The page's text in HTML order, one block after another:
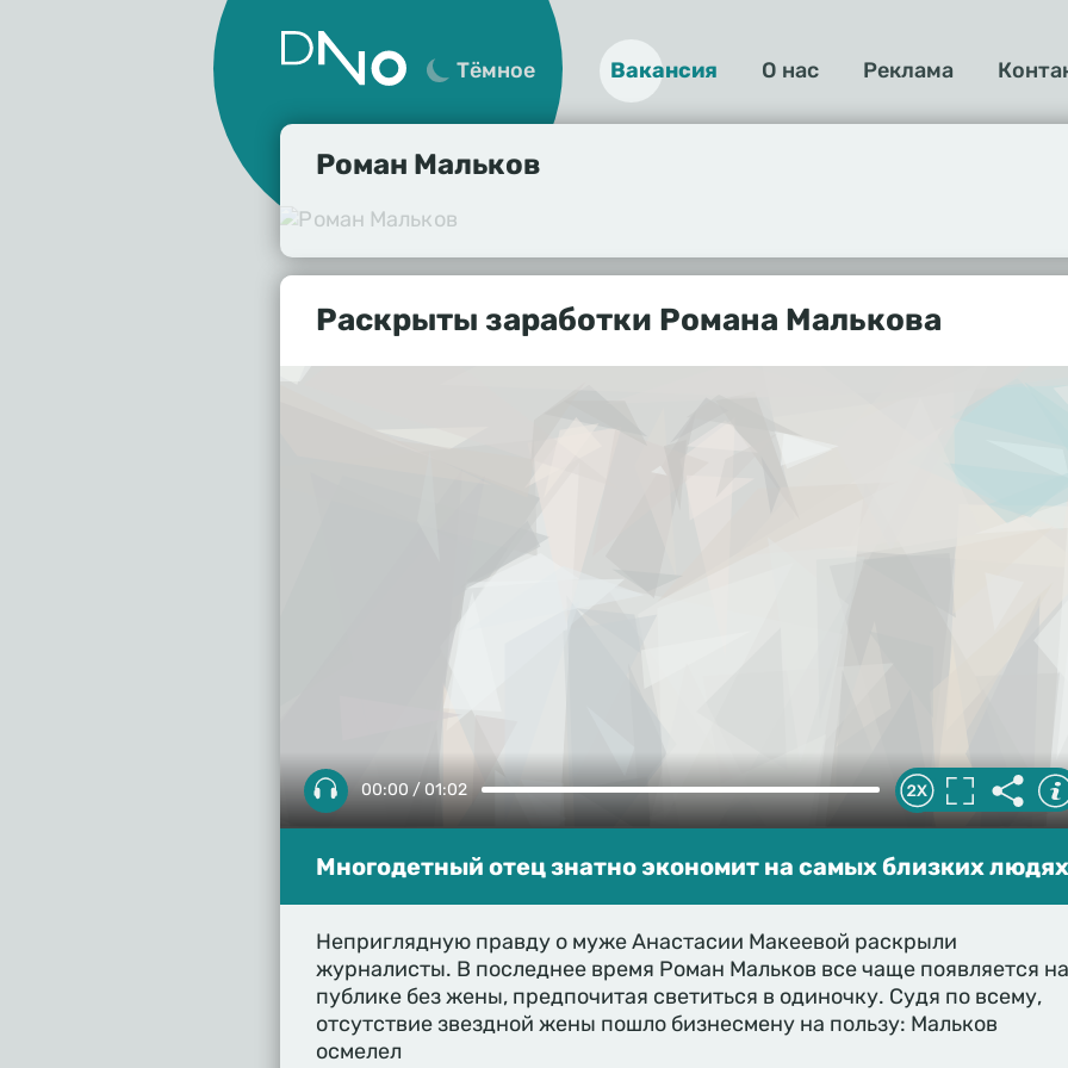
Тёмное
О
нас
Вакансия О нас Реклама
Роман Мальков
Раскрыты заработки Романа Малькова
00:00 / 01:02
Многодетный отец знатно экономит на самых близких
Неприглядную правду о муже Анастасии Макеевой раскрыли
журналисты. В последнее время Роман Мальков все чаще появляется на
публике без жены, предпочитая светиться в одиночку. Судя по всему,
отсутствие звездной жены пошло бизнесмену на пользу: Мальков
осмелел